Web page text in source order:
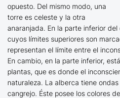
opuesto. Del mismo modo, una
torre es celeste y la otra
anaranjada. En la parte inferior
cuyos límites superiores son
representan el límite entre el
En cambio, en la parte inferior,
plantas, que es donde el
naturaleza. La alberca tiene
cangrejo. Éste posee los colores